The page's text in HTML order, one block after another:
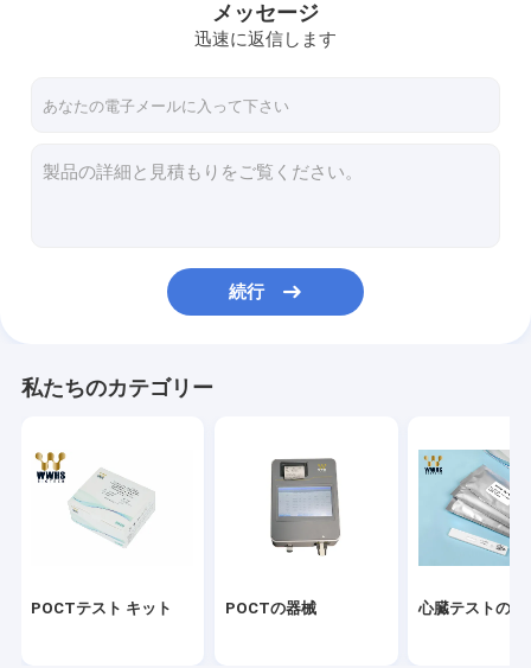
心臓テストのキット
PCT急速なテスト キット
豊饒テスト キット
衛生検査隊の消耗品
ウイルスの輸送媒体
メッセージ
迅速に返信します
続行
私たちのカテゴリー
POCTテスト キット POCTの器械 心臓テストのキ